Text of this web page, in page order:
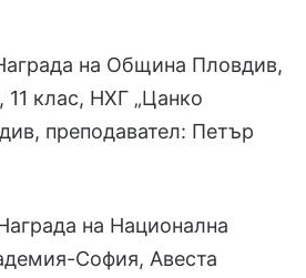
на Община Пловдив,
клас, НХГ „Цанко
преподавател: Петър
на Национална
София, Авеста